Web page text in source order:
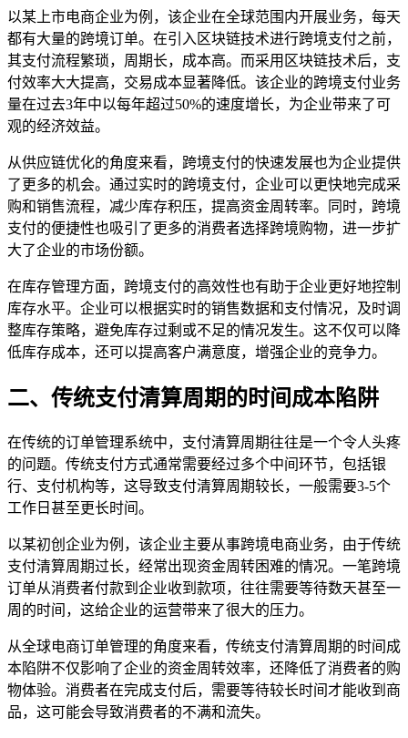
以某上市电商企业为例，该企业在全球范围内开展业务，每天
都有大量的跨境订单。在引入区块链技术进行跨境支付之前，
其支付流程繁琐，周期长，成本高。而采用区块链技术后，支
付效率大大提高，交易成本显著降低。该企业的跨境支付业务
量在过去3年中以每年超过50%的速度增长，为企业带来了可
观的经济效益。
从供应链优化的角度来看，跨境支付的快速发展也为企业提供
了更多的机会。通过实时的跨境支付，企业可以更快地完成采
购和销售流程，减少库存积压，提高资金周转率。同时，跨境
支付的便捷性也吸引了更多的消费者选择跨境购物，进一步扩
大了企业的市场份额。
在库存管理方面，跨境支付的高效性也有助于企业更好地控制
库存水平。企业可以根据实时的销售数据和支付情况，及时调
整库存策略，避免库存过剩或不足的情况发生。这不仅可以降
低库存成本，还可以提高客户满意度，增强企业的竞争力。
二、传统支付清算周期的时间成本陷阱
在传统的订单管理系统中，支付清算周期往往是一个令人头疼
的问题。传统支付方式通常需要经过多个中间环节，包括银
行、支付机构等，这导致支付清算周期较长，一般需要3-5个
工作日甚至更长时间。
以某初创企业为例，该企业主要从事跨境电商业务，由于传统
支付清算周期过长，经常出现资金周转困难的情况。一笔跨境
订单从消费者付款到企业收到款项，往往需要等待数天甚至一
周的时间，这给企业的运营带来了很大的压力。
从全球电商订单管理的角度来看，传统支付清算周期的时间成
本陷阱不仅影响了企业的资金周转效率，还降低了消费者的购
物体验。消费者在完成支付后，需要等待较长时间才能收到商
品，这可能会导致消费者的不满和流失。